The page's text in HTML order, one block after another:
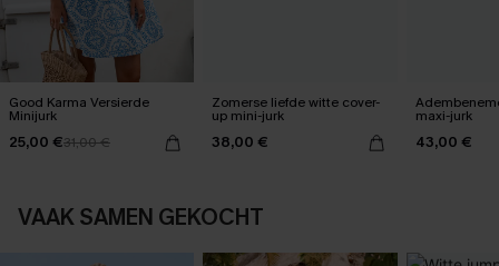
Good Karma Versierde
Minijurk
25,00 €31,00 €
Zomerse liefde witte cover-
up mini-jurk
38,00 €
maxi-jurk
43,00 €
VAAK SAMEN GEKOCHT